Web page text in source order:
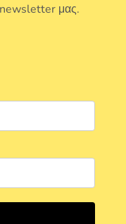
newsletter μας.